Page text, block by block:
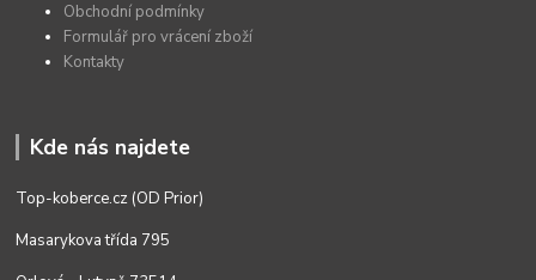
Obchodní podmínky
Formulář pro vrácení zboží
Kontakty
Kde nás najdete
Top-koberce.cz (OD Prior)
Masarykova třída 795